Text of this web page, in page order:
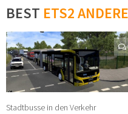
BEST ETS2 ANDERE
Stadtbusse in den Verkehr